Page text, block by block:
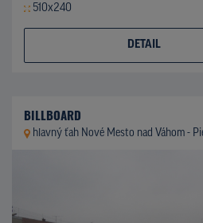
510x240
DETAIL
BILLBOARD
hlavný ťah Nové Mesto nad Váhom -